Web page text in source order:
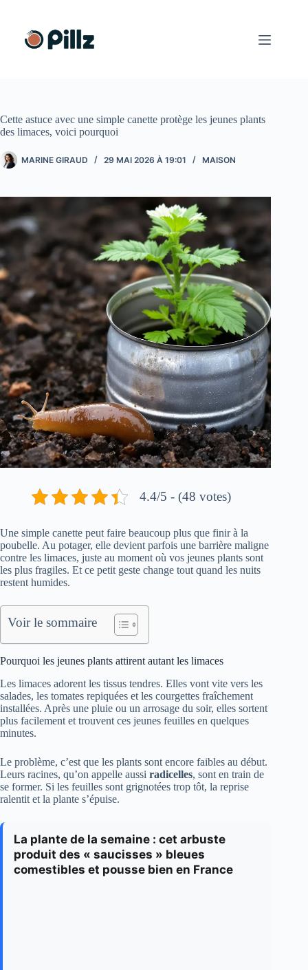
contenu
Cette astuce avec une simple canette protège les jeunes plants
des limaces, voici pourquoi
MARINE GIRAUD 29 MAI 2026 À 19:01 MAISON
4.4/5 - (48 votes)
Une simple canette peut faire beaucoup plus que finir à la
poubelle. Au potager, elle devient parfois une barrière maligne
contre les limaces, juste au moment où vos jeunes plants sont
les plus fragiles. Et ce petit geste change tout quand les nuits
restent humides.
Voir le sommaire
Pourquoi les jeunes plants attirent autant les limaces
Les limaces adorent les tissus tendres. Elles vont vite vers les
salades, les tomates repiquées et les courgettes fraîchement
installées. Après une pluie ou un arrosage du soir, elles sortent
plus facilement et trouvent ces jeunes feuilles en quelques
minutes.
Le problème, c’est que les plants sont encore faibles au début.
Leurs racines, qu’on appelle aussi radicelles, sont en train de
se former. Si les feuilles sont grignotées trop tôt, la reprise
ralentit et la plante s’épuise.
La plante de la semaine : cet arbuste
produit des « saucisses » bleues
comestibles et pousse bien en France